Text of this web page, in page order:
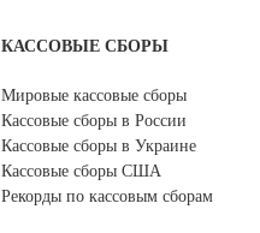
КАССОВЫЕ СБОРЫ
Мировые кассовые сборы
Кассовые сборы в России
Кассовые сборы в Украине
Кассовые сборы США
Рекорды по кассовым сборам